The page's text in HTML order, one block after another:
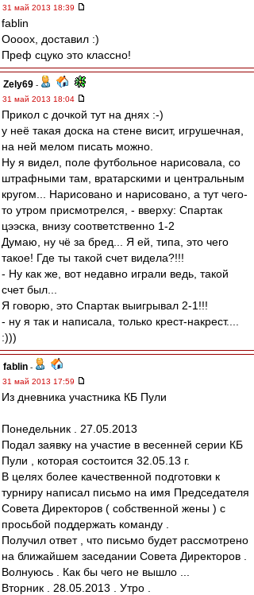
31 май 2013 18:39
fablin
Оооох, доставил :)
Преф сцуко это классно!
Zely69 -
31 май 2013 18:04
Прикол с дочкой тут на днях :-)
у неё такая доска на стене висит, игрушечная,
на ней мелом писать можно.
Ну я видел, поле футбольное нарисовала, со
штрафными там, вратарскими и центральным
кругом... Нарисовано и нарисовано, а тут чего-
то утром присмотрелся, - вверху: Спартак
цээска, внизу соответственно 1-2
Думаю, ну чё за бред... Я ей, типа, это чего
такое! Где ты такой счет видела?!!!
- Ну как же, вот недавно играли ведь, такой
счет был...
Я говорю, это Спартак выигрывал 2-1!!!
- ну я так и написала, только крест-накрест....
:)))
fablin -
31 май 2013 17:59
Из дневника участника КБ Пули
Понедельник . 27.05.2013
Подал заявку на участие в весенней серии КБ
Пули , которая состоится 32.05.13 г.
В целях более качественной подготовки к
турниру написал письмо на имя Председателя
Совета Директоров ( собственной жены ) с
просьбой поддержать команду .
Получил ответ , что письмо будет рассмотрено
на ближайшем заседании Совета Директоров .
Волнуюсь . Как бы чего не вышло ...
Вторник . 28.05.2013 . Утро .